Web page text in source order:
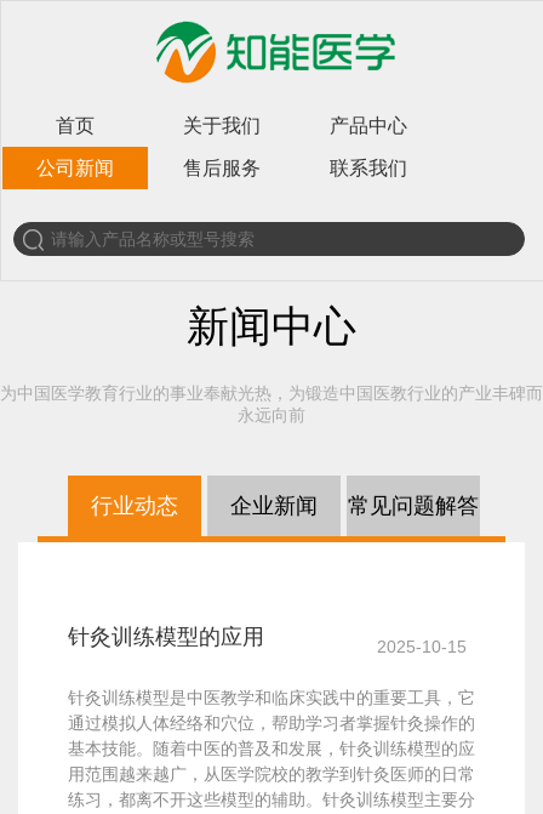
首页 关于我们 产品中心
公司新闻 售后服务 联系我们
新闻中心
为中国医学教育行业的事业奉献光热，为锻造中国医教行业的产业丰碑而
永远向前
行业动态 企业新闻 常见问题解答
针灸训练模型的应用 2025-10-15
针灸训练模型是中医教学和临床实践中的重要工具，它
通过模拟人体经络和穴位，帮助学习者掌握针灸操作的
基本技能。随着中医的普及和发展，针灸训练模型的应
用范围越来越广，从医学院校的教学到针灸医师的日常
练习，都离不开这些模型的辅助。针灸训练模型主要分